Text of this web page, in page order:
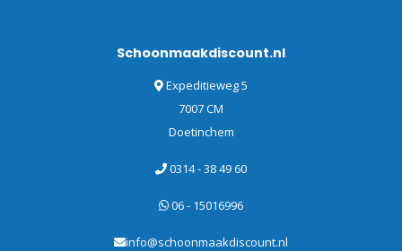
Schoonmaakdiscount.nl
Expeditieweg 5
7007 CM
Doetinchem
0314 - 38 49 60
06 - 15016996
info@schoonmaakdiscount.nl